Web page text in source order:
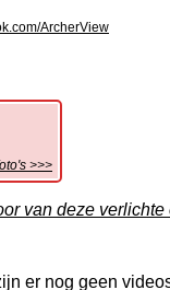
ArcherView
>>>
van deze verlichte
er nog geen